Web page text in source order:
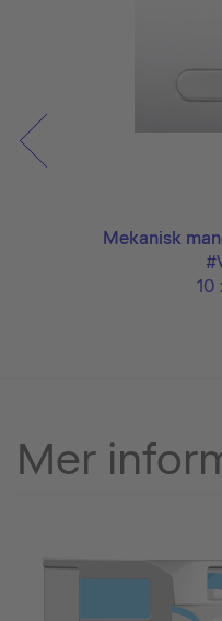
Mekanisk
10
Mer